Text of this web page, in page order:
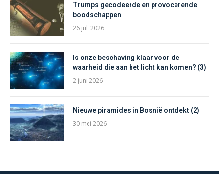
Trumps gecodeerde en provocerende
boodschappen
26 juli 2026
Is onze beschaving klaar voor de
waarheid die aan het licht kan komen? (3)
2 juni 2026
Nieuwe piramides in Bosnië ontdekt (2)
30 mei 2026